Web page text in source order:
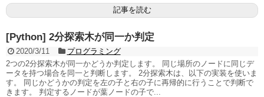
記事を読む
[Python] 2分探索木が同一か判定
2020/3/11
プログラミング
2つの2分探索木が同一かどうか判定します。 同じ場所のノードに同じデ
ータを持つ場合を同一と判断します。 2分探索木は、以下の実装を使いま
す。 同じかどうかの判定を左の子と右の子に再帰的に行うことで判断で
きます。 判定するノードが葉ノードの子で...